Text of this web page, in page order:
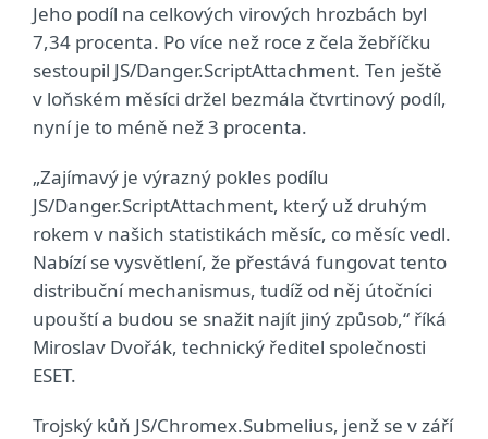
Jeho podíl na celkových virových hrozbách byl
7,34 procenta. Po více než roce z čela žebříčku
sestoupil JS/Danger.ScriptAttachment. Ten ještě
v loňském měsíci držel bezmála čtvrtinový podíl,
nyní je to méně než 3 procenta.
„Zajímavý je výrazný pokles podílu
JS/Danger.ScriptAttachment, který už druhým
rokem v našich statistikách měsíc, co měsíc vedl.
Nabízí se vysvětlení, že přestává fungovat tento
distribuční mechanismus, tudíž od něj útočníci
upouští a budou se snažit najít jiný způsob,“ říká
Miroslav Dvořák, technický ředitel společnosti
ESET.
Trojský kůň JS/Chromex.Submelius, jenž se v září